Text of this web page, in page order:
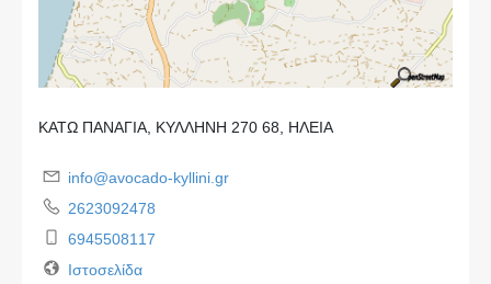
ΚΑΤΩ ΠΑΝΑΓΙΑ, ΚΥΛΛΗΝΗ 270 68, ΗΛΕΙΑ
info@avocado-kyllini.gr
2623092478
6945508117
Ιστοσελίδα